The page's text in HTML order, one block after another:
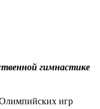
гимнастике
игр